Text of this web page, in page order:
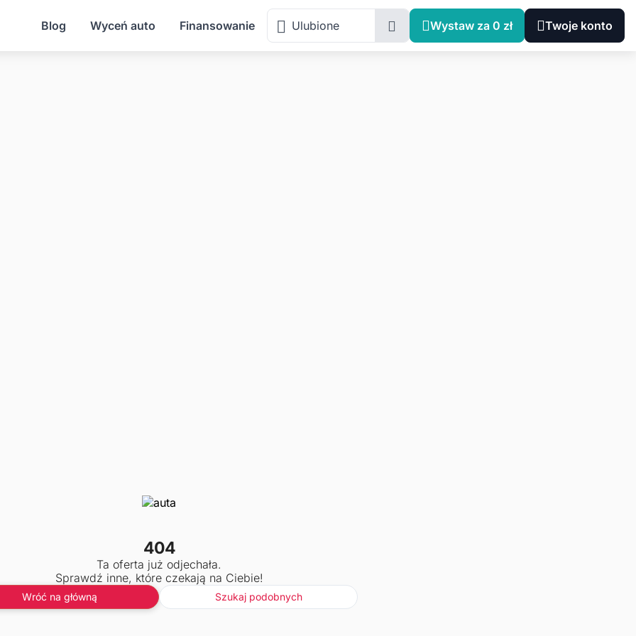
Blog Wyceń auto Finansowanie Ulubione Wystaw za 0 zł Twoje konto
404
Ta oferta już odjechała.
Sprawdź inne, które czekają na Ciebie!
Wróć na główną Szukaj podobnych